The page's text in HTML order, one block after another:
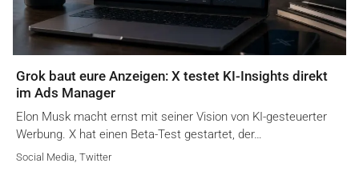
Grok baut eure Anzeigen: X testet KI-Insights direkt
im Ads Manager
Elon Musk macht ernst mit seiner Vision von KI-gesteuerter
Werbung. X hat einen Beta-Test gestartet, der…
Social Media Twitter